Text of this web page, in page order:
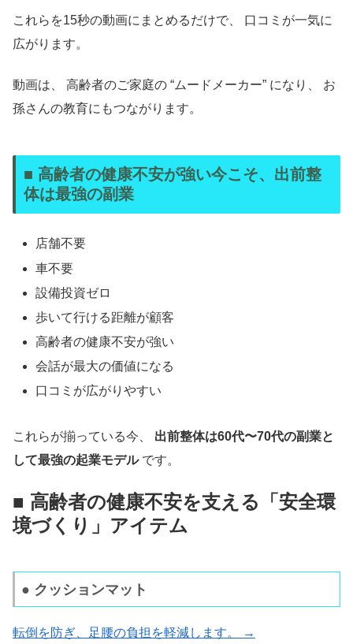
これらを15秒の動画にまとめるだけで、 口コミが一気に
広がります。
動画は、 高齢者のご家庭の “ムードメーカー” になり、 お
孫さんの教育にもつながります。
■ 高齢者の健康不安が強い今こそ、出前整
体は最強の副業
店舗不要
車不要
設備投資ゼロ
歩いて行ける距離が顧客
高齢者の健康不安が強い
会話が最大の価値になる
口コミが広がりやすい
これらが揃っている今、 出前整体は60代〜70代の副業と
して最強の起業モデルです。
■ 高齢者の健康不安を支える「安全環
境づくり」アイテム
● クッションマット
転倒を防ぎ、足腰の負担を軽減します。 →